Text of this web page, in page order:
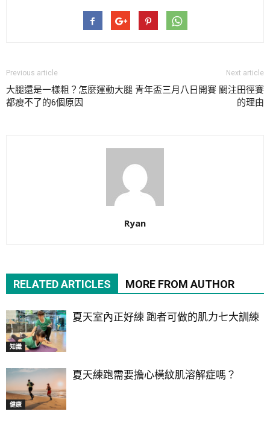
Previous article
大腿還是一樣粗？怎麼運動大腿
都瘦不了的6個原因
Next article
青年盃三月八日開賽 關注田徑賽
的理由
Ryan
RELATED ARTICLES MORE FROM AUTHOR
知識
夏天室內正好練 跑者可做的肌力七大訓練
健康
夏天練跑需要擔心橫紋肌溶解症嗎？